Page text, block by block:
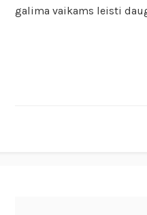
galima vaikams leisti